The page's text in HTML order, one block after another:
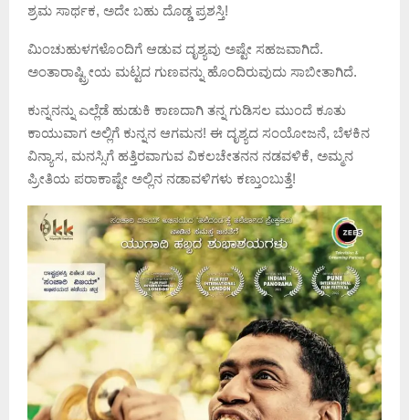
ಶ್ರಮ ಸಾರ್ಥಕ, ಅದೇ ಬಹು ದೊಡ್ಡ ಪ್ರಶಸ್ತಿ!
ಮಿಂಚುಹುಳಗಳೊಂದಿಗೆ ಆಡುವ ದೃಶ್ಯವು ಅಷ್ಟೇ ಸಹಜವಾಗಿದೆ.
ಅಂತಾರಾಷ್ಟ್ರೀಯ ಮಟ್ಟದ ಗುಣವನ್ನು ಹೊಂದಿರುವುದು ಸಾಬೀತಾಗಿದೆ.
ಕುನ್ನನನ್ನು ಎಲ್ಲೆಡೆ ಹುಡುಕಿ ಕಾಣದಾಗಿ ತನ್ನ ಗುಡಿಸಲ ಮುಂದೆ ಕೂತು
ಕಾಯುವಾಗ ಅಲ್ಲಿಗೆ ಕುನ್ನನ ಆಗಮನ! ಈ ದೃಶ್ಯದ ಸಂಯೋಜನೆ, ಬೆಳಕಿನ
ವಿನ್ಯಾಸ, ಮನಸ್ಸಿಗೆ ಹತ್ತಿರವಾಗುವ ವಿಕಲಚೇತನನ ನಡವಳಿಕೆ, ಅಮ್ಮನ
ಪ್ರೀತಿಯ ಪರಾಕಾಷ್ಟೇ ಅಲ್ಲಿನ ನಡಾವಳಿಗಳು ಕಣ್ತುಂಬುತ್ತೆ!